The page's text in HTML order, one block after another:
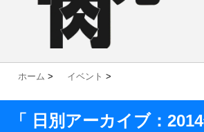
ホーム > イベント >
「 日別アーカイブ：